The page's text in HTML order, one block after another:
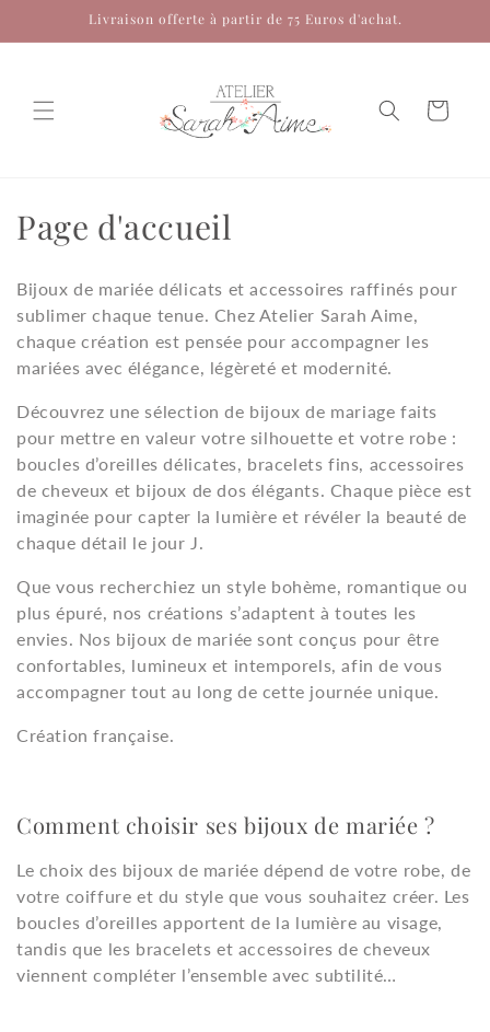
au
Livraison offerte à partir de 75 Euros d'achat.
Panier
C
l
l
e
c
t
i
n
:
Page d'accueil
Bijoux de mariée délicats et accessoires raffinés pour
sublimer chaque tenue. Chez Atelier Sarah Aime,
chaque création est pensée pour accompagner les
mariées avec élégance, légèreté et modernité.
Découvrez une sélection de bijoux de mariage faits
pour mettre en valeur votre silhouette et votre robe :
boucles d’oreilles délicates, bracelets fins, accessoires
de cheveux et bijoux de dos élégants. Chaque pièce est
imaginée pour capter la lumière et révéler la beauté de
chaque détail le jour J.
Que vous recherchiez un style bohème, romantique ou
plus épuré, nos créations s’adaptent à toutes les
envies. Nos bijoux de mariée sont conçus pour être
confortables, lumineux et intemporels, afin de vous
accompagner tout au long de cette journée unique.
Création française.
Comment choisir ses bijoux de mariée ?
Le choix des bijoux de mariée dépend de votre robe, de
votre coiffure et du style que vous souhaitez créer. Les
boucles d’oreilles apportent de la lumière au visage,
tandis que les bracelets et accessoires de cheveux
viennent compléter l’ensemble avec subtilité…